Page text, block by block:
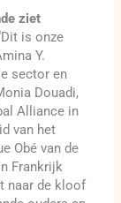
ziet
is onze
Y.
sector en
Douadi,
Alliance in
van het
Obé van de
Frankrijk
naar de kloof